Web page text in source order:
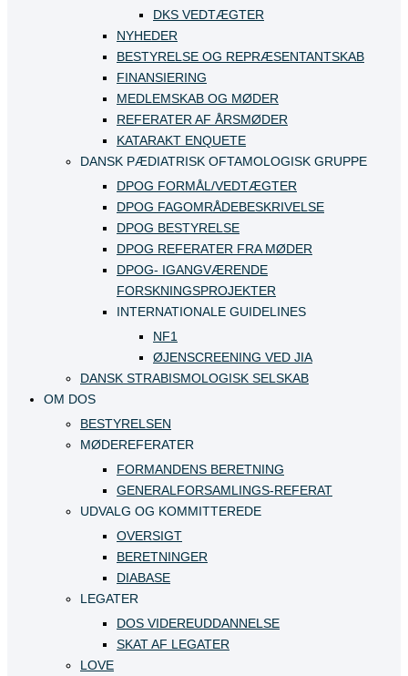
DKS VEDTÆGTER
NYHEDER
BESTYRELSE OG REPRÆSENTANTSKAB
FINANSIERING
MEDLEMSKAB OG MØDER
REFERATER AF ÅRSMØDER
KATARAKT ENQUETE
DANSK PÆDIATRISK OFTAMOLOGISK GRUPPE
DPOG FORMÅL/VEDTÆGTER
DPOG FAGOMRÅDEBESKRIVELSE
DPOG BESTYRELSE
DPOG REFERATER FRA MØDER
DPOG- IGANGVÆRENDE
FORSKNINGSPROJEKTER
INTERNATIONALE GUIDELINES
NF1
ØJENSCREENING VED JIA
DANSK STRABISMOLOGISK SELSKAB
OM DOS
BESTYRELSEN
MØDEREFERATER
FORMANDENS BERETNING
GENERALFORSAMLINGS-REFERAT
UDVALG OG KOMMITTEREDE
OVERSIGT
BERETNINGER
DIABASE
LEGATER
DOS VIDEREUDDANNELSE
SKAT AF LEGATER
LOVE